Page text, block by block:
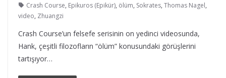
Crash Course, Epikuros (Epikür), ölüm, Sokrates, Thomas Nagel,
video, Zhuangzi
Crash Course’un felsefe serisinin on yedinci videosunda,
Hank, çeşitli filozofların “ölüm” konusundaki görüşlerini
tartışıyor…